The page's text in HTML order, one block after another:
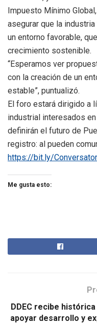
Impuesto Mínimo
asegurar que la
un entorno favorable,
crecimiento sostenible.
“Esperamos ver
con la creación de un
estable”, puntualizó.
El foro estará dirigido a
industrial interesados
definirán el futuro de
registro: al pueden
https://bit.ly/
Me gusta esto:
DDEC recibe
apoyar desarrollo y